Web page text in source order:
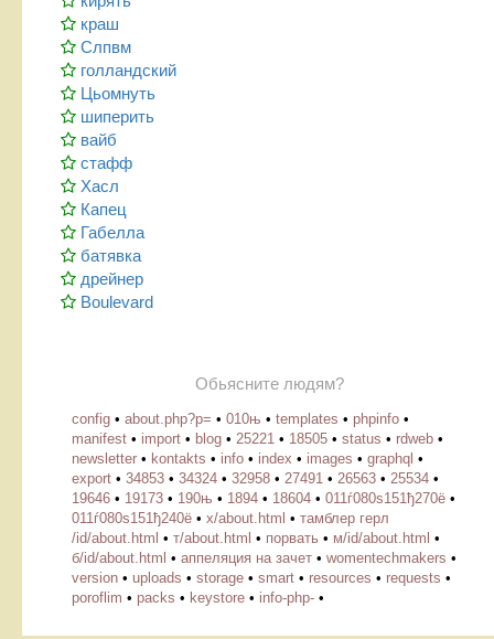
краш
Слпвм
голландский
Цьомнуть
шиперить
вайб
стафф
Хасл
Капец
Габелла
батявка
дрейнер
Boulevard
Обьясните людям?
config • about.php?p= • 010њ • templates • phpinfo •
manifest • import • blog • 25221 • 18505 • status • rdweb •
newsletter • kontakts • info • index • images • graphql •
export • 34853 • 34324 • 32958 • 27491 • 26563 • 25534 •
19646 • 19173 • 190њ • 1894 • 18604 • 011ѓ080ѕ151ђ270ё •
011ѓ080ѕ151ђ240ё • х/about.html • тамблер герл
/id/about.html • т/about.html • порвать • м/id/about.html •
б/id/about.html • аппеляция на зачет • womentechmakers •
version • uploads • storage • smart • resources • requests •
poroflim • packs • keystore • info-php- •